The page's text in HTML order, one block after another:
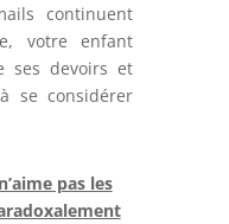
continuent
votre enfant
ses devoirs et
se considérer
pas les